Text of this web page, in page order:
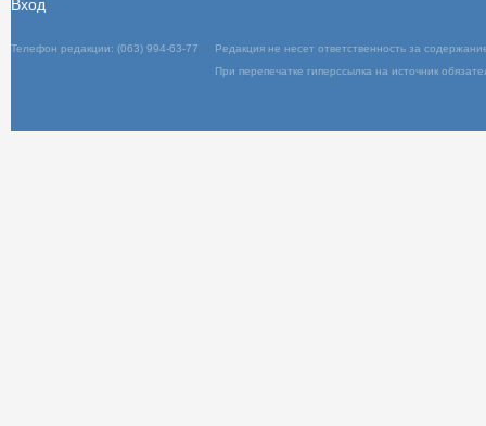
Телефон редакции: (063) 994-63-77
При